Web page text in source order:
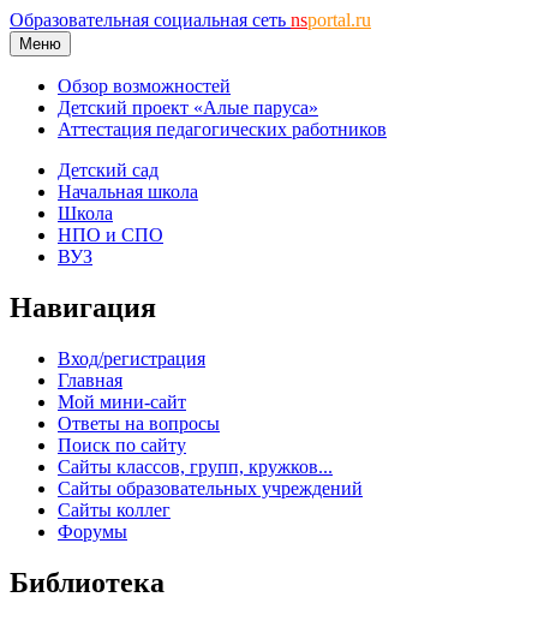
Образовательная социальная сеть nsportal.ru
Меню
Обзор возможностей
Детский проект «Алые паруса»
Аттестация педагогических работников
Детский сад
Начальная школа
Школа
НПО и СПО
ВУЗ
Навигация
Вход/регистрация
Главная
Мой мини-сайт
Ответы на вопросы
Поиск по сайту
Сайты классов, групп, кружков...
Сайты образовательных учреждений
Сайты коллег
Форумы
Библиотека